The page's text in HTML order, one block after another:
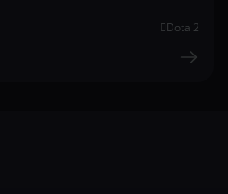
Dota 2